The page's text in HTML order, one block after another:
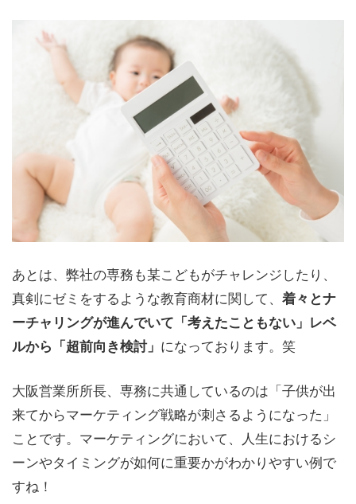
あとは、弊社の専務も某こどもがチャレンジしたり、
真剣にゼミをするような教育商材に関して、 着々とナ
ーチャリングが進んでいて「考えたこともない」レベ
ルから「超前向き検討」 になっております。笑
大阪営業所所長、専務に共通しているのは「子供が出
来てからマーケティング戦略が刺さるようになった」
ことです。マーケティングにおいて、人生におけるシ
ーンやタイミングが如何に重要かがわかりやすい例で
すね！